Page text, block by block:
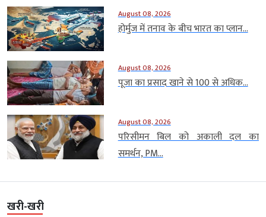
August 08, 2026
होर्मुज में तनाव के बीच भारत का प्लान...
August 08, 2026
पूजा का प्रसाद खाने से 100 से अधिक...
August 08, 2026
परिसीमन बिल को अकाली दल का
समर्थन, PM...
खरी-खरी